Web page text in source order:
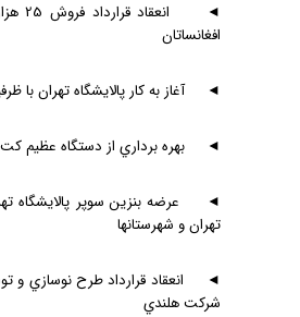
◄
افغانساتان
◄آغاز به كار پالايشگاه تهران با ظرفيت
◄ بهره برداري از دستگاه عظيم كت
◄
تهران و شهرستانها
◄ انعقاد قرارداد طرح نوسازي و
شركت هلندي